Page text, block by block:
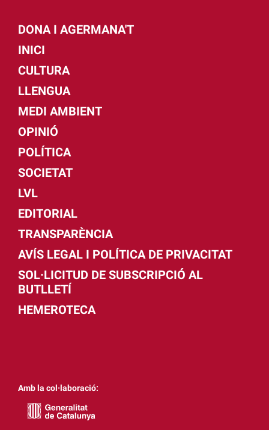
DONA I AGERMANA'T
INICI
CULTURA
LLENGUA
MEDI AMBIENT
OPINIÓ
POLÍTICA
SOCIETAT
LVL
EDITORIAL
TRANSPARÈNCIA
AVÍS LEGAL I POLÍTICA DE PRIVACITAT
SOL·LICITUD DE SUBSCRIPCIÓ AL
BUTLLETÍ
HEMEROTECA
Amb la col·laboració: